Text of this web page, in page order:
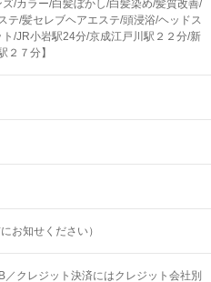
/カラー/白髪ぼかし/白髪染め/髪質改善/
テ/髪セレブヘアエステ/頭浸浴/ヘッドス
/JR小岩駅24分/京成江戸川駅２２分/新
２７分】
お知せください）
クレジット決済にはクレジット会社別